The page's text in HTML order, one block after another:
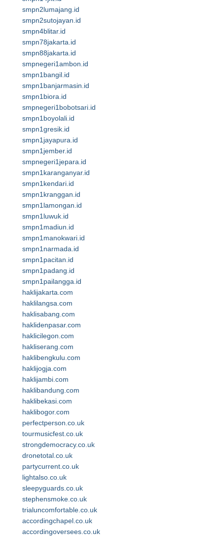
smpn2lumajang.id
smpn2sutojayan.id
smpn4blitar.id
smpn78jakarta.id
smpn88jakarta.id
smpnegeri1ambon.id
smpn1bangil.id
smpn1banjarmasin.id
smpn1biora.id
smpnegeri1bobotsari.id
smpn1boyolali.id
smpn1gresik.id
smpn1jayapura.id
smpn1jember.id
smpnegeri1jepara.id
smpn1karanganyar.id
smpn1kendari.id
smpn1kranggan.id
smpn1lamongan.id
smpn1luwuk.id
smpn1madiun.id
smpn1manokwari.id
smpn1narmada.id
smpn1pacitan.id
smpn1padang.id
smpn1pailangga.id
haklijakarta.com
haklilangsa.com
haklisabang.com
haklidenpasar.com
haklicilegon.com
hakliserang.com
haklibengkulu.com
haklijogja.com
haklijambi.com
haklibandung.com
haklibekasi.com
haklibogor.com
perfectperson.co.uk
tourmusicfest.co.uk
strongdemocracy.co.uk
dronetotal.co.uk
partycurrent.co.uk
lightalso.co.uk
sleepyguards.co.uk
stephensmoke.co.uk
trialuncomfortable.co.uk
accordingchapel.co.uk
accordingoversees.co.uk